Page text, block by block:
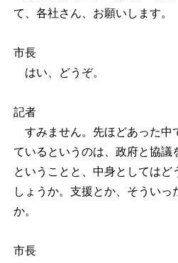
て、各社さん、お願いします。
市長
はい、どうぞ。
記者
すみません。先ほどあった中
ているというのは、政府と協議
ということと、中身としてはど
しょうか。支援とか、そういっ
か。
市長